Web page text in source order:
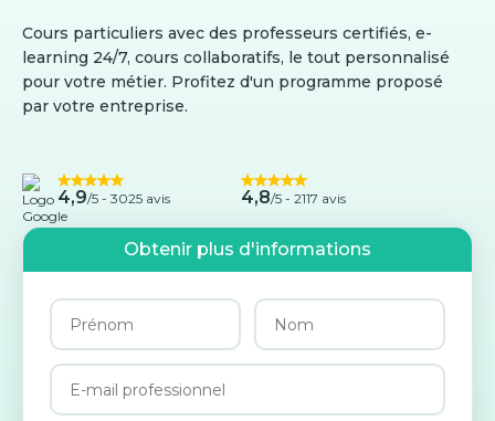
Cours particuliers avec des professeurs certifiés, e-
learning 24/7, cours collaboratifs, le tout personnalisé
pour votre métier. Profitez d'un programme proposé
par votre entreprise.
4,9/5 - 3025 avis 4,8/5 - 2117 avis
Obtenir plus d'informations